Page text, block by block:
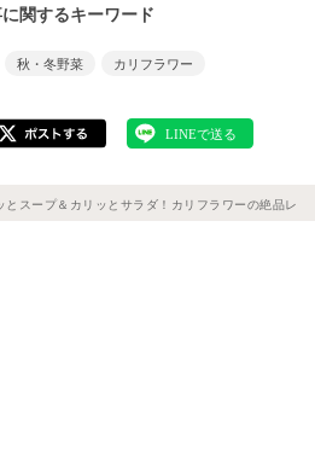
関するキーワード
秋・冬野菜 カリフラワー
とスープ＆カリッとサラダ！カリフラワーの絶品レシ